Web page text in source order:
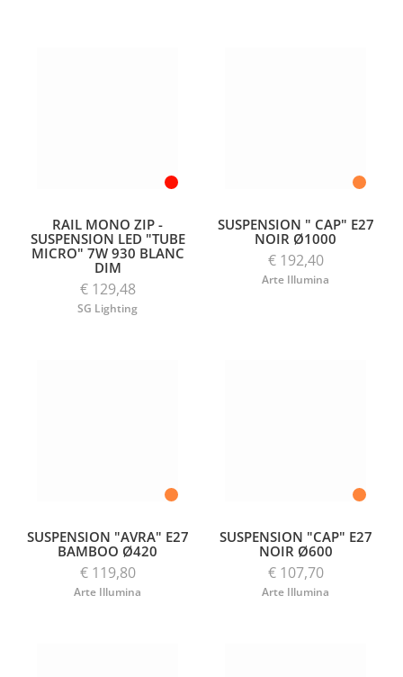
RAIL MONO ZIP -
SUSPENSION LED "TUBE
MICRO" 7W 930 BLANC
DIM
€ 129,48
SG Lighting
SUSPENSION " CAP" E27
NOIR Ø1000
€ 192,40
Arte Illumina
SUSPENSION "AVRA" E27
BAMBOO Ø420
€ 119,80
Arte Illumina
SUSPENSION "CAP" E27
NOIR Ø600
€ 107,70
Arte Illumina